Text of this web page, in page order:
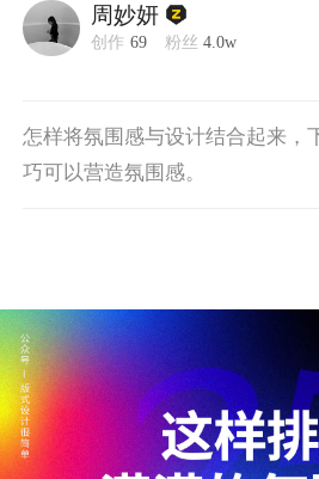
周妙妍
创作 69 粉丝 4.0w
怎样将氛围感与设计结合起来，
巧可以营造氛围感。